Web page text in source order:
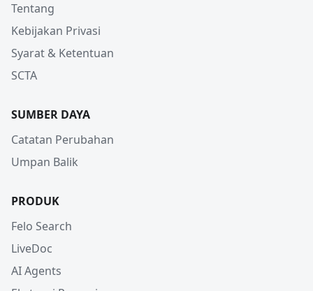
Tentang
Kebijakan Privasi
Syarat & Ketentuan
SCTA
SUMBER DAYA
Catatan Perubahan
Umpan Balik
PRODUK
Felo Search
LiveDoc
AI Agents